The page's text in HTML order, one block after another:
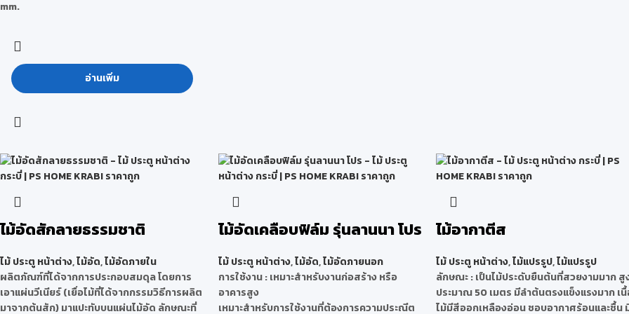
mm.
อ่านเพิ่ม
ไม้อัดสักลายธรรมชาติ
ไม้ ประตู หน้าต่าง,ไม้อัด,ไม้อัดภายใน
ผลิตภัณฑ์ที่ได้จากการประกอบสมดุล โดยการ
เอาแผ่นวีเนียร์ (เยื่อไม้ที่ได้จากกรรมวิธีการผลิต
มาจากต้นสัก) มาแปะทับบนแผ่นไม้อัด ลักษณะที่
ไม้อัดเคลือบฟิล์ม รุ่นลานนา โปร
ไม้ ประตู หน้าต่าง,ไม้อัด,ไม้อัดภายนอก
การใช้งาน : เหมาะสำหรับงานก่อสร้าง หรือ
อาคารสูง
เหมาะสำหรับการใช้งานที่ต้องการความประณีต
ไม้อากาตีส
ไม้ ประตู หน้าต่าง,ไม้แปรรูป,ไม้แปรรูป
ลักษณะ: เป็นไม้ประดับยืนต้นที่สวยงามมาก สู
ประมาณ 50 เมตร มีลำต้นตรงแข็งแรงมาก เ
ไม้มีสีออกเหลืองอ่อน ชอบอากาศร้อนและชื้น